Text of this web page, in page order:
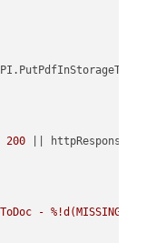
200 ||
- %!d(MISSING)\n"